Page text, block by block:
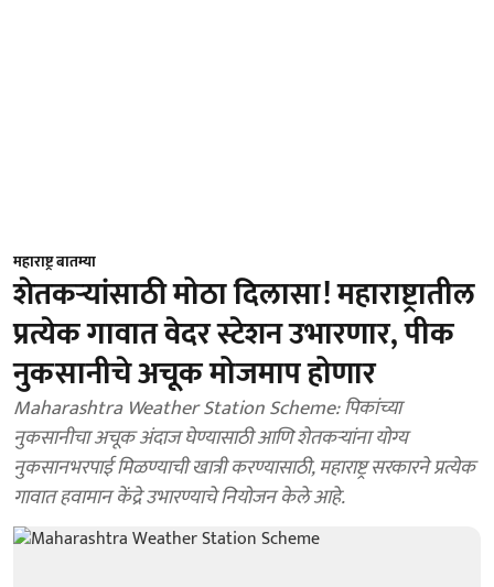
महाराष्ट्र बातम्या
शेतकऱ्यांसाठी मोठा दिलासा! महाराष्ट्रातील
प्रत्येक गावात वेदर स्टेशन उभारणार, पीक
नुकसानीचे अचूक मोजमाप होणार
Maharashtra Weather Station Scheme: पिकांच्या
नुकसानीचा अचूक अंदाज घेण्यासाठी आणि शेतकऱ्यांना योग्य
नुकसानभरपाई मिळण्याची खात्री करण्यासाठी, महाराष्ट्र सरकारने प्रत्येक
गावात हवामान केंद्रे उभारण्याचे नियोजन केले आहे.